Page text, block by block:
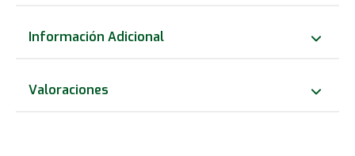
Información Adicional
Valoraciones